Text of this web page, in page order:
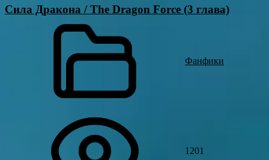
Сила Дракона / The Dragon Force (3 глава)
Фанфики
1201